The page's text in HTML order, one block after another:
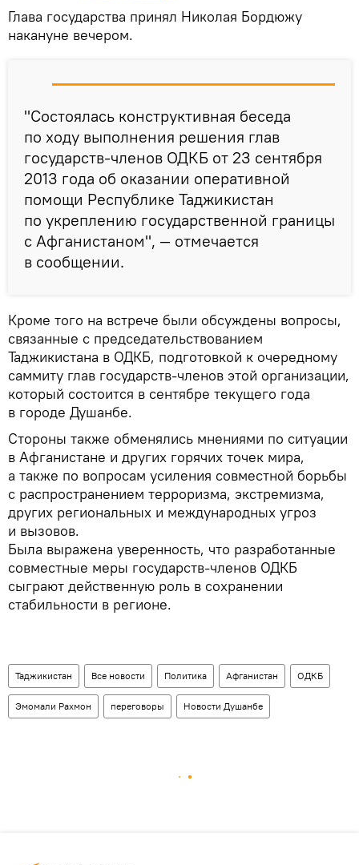
Глава государства принял Николая Бордюжу
накануне вечером.
"Состоялась конструктивная беседа
по ходу выполнения решения глав
государств-членов ОДКБ от 23 сентября
2013 года об оказании оперативной
помощи Республике Таджикистан
по укреплению государственной границы
с Афганистаном", — отмечается
в сообщении.
Кроме того на встрече были обсуждены вопросы,
связанные с председательствованием
Таджикистана в ОДКБ, подготовкой к очередному
саммиту глав государств-членов этой организации,
который состоится в сентябре текущего года
в городе Душанбе.
Стороны также обменялись мнениями по ситуации
в Афганистане и других горячих точек мира,
а также по вопросам усиления совместной борьбы
с распространением терроризма, экстремизма,
других региональных и международных угроз
и вызовов.
Была выражена уверенность, что разработанные
совместные меры государств-членов ОДКБ
сыграют действенную роль в сохранении
стабильности в регионе.
Таджикистан Все новости Политика Афганистан ОДКБ
Эмомали Рахмон переговоры Новости Душанбе